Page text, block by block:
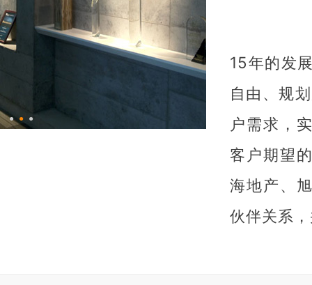
● ● ●
15年的发
自由、规
户需求，
客户期望
海地产、
伙伴关系